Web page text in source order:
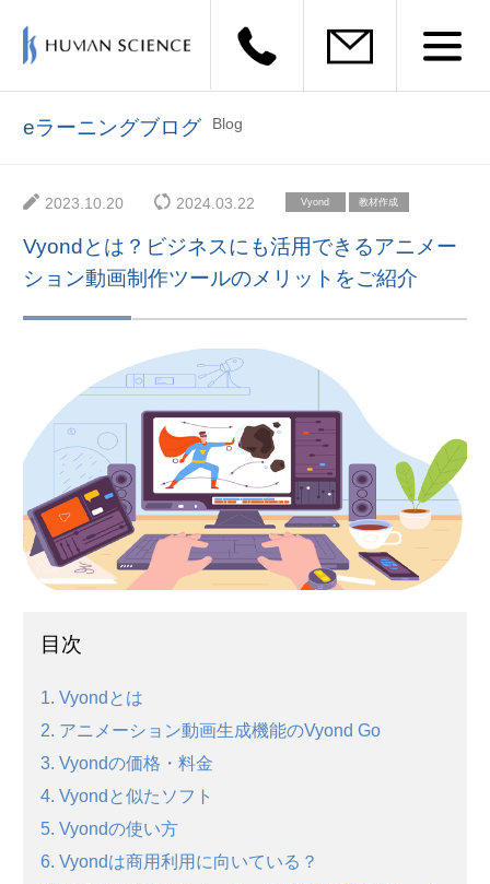
eラーニングブログ Blog
2023.10.20 2024.03.22 Vyond 教材作成
Vyondとは？ビジネスにも活用できるアニメー
ション動画制作ツールのメリットをご紹介
目次
1. Vyondとは
2. アニメーション動画生成機能のVyond Go
3. Vyondの価格・料金
4. Vyondと似たソフト
5. Vyondの使い方
6. Vyondは商用利用に向いている？